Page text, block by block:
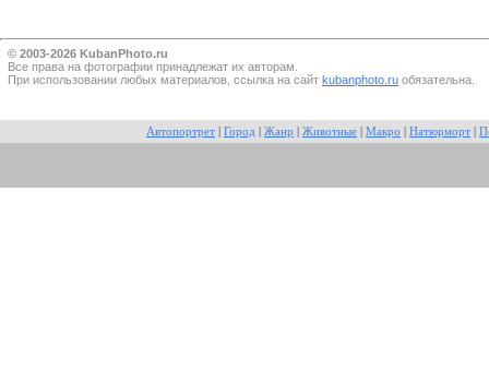
© 2003-2026 KubanPhoto.ru
Все прaва на фотографии принадлежат их авторам.
При использовании любых материалов, ссылка на сайт kubanphoto.ru обязательна.
Автопортрет Город Жанр Животные Макро Натюрморт